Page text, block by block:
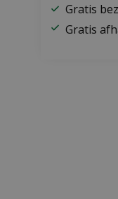
Gratis
Gratis